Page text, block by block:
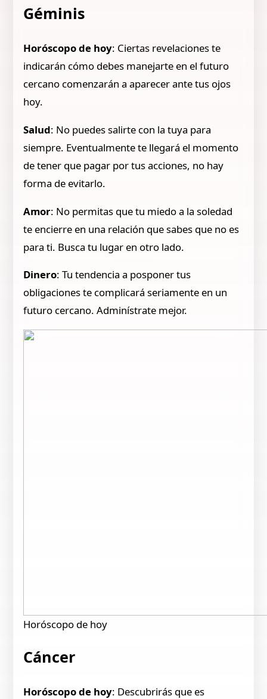
Géminis
Horóscopo de hoy: Ciertas revelaciones te
indicarán cómo debes manejarte en el futuro
cercano comenzarán a aparecer ante tus ojos
hoy.
Salud: No puedes salirte con la tuya para
siempre. Eventualmente te llegará el momento
de tener que pagar por tus acciones, no hay
forma de evitarlo.
Amor: No permitas que tu miedo a la soledad
te encierre en una relación que sabes que no es
para ti. Busca tu lugar en otro lado.
Dinero: Tu tendencia a posponer tus
obligaciones te complicará seriamente en un
futuro cercano. Adminístrate mejor.
Horóscopo de hoy
Cáncer
Horóscopo de hoy: Descubrirás que es